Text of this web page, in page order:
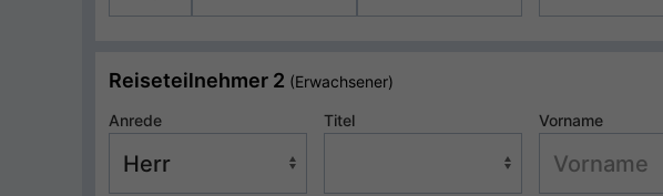
Reiseteilnehmer 2 (Erwachsener)
Anrede Titel Vorname